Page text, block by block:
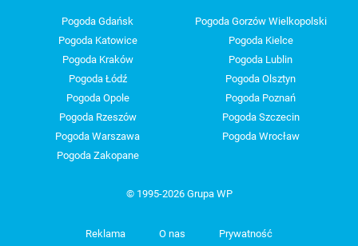
Pogoda Gdańsk
Pogoda Gorzów Wielkopolski
Pogoda Katowice
Pogoda Kielce
Pogoda Kraków
Pogoda Lublin
Pogoda Łódź
Pogoda Olsztyn
Pogoda Opole
Pogoda Poznań
Pogoda Rzeszów
Pogoda Szczecin
Pogoda Warszawa
Pogoda Wrocław
Pogoda Zakopane
© 1995-2026 Grupa WP
Reklama O nas Prywatność